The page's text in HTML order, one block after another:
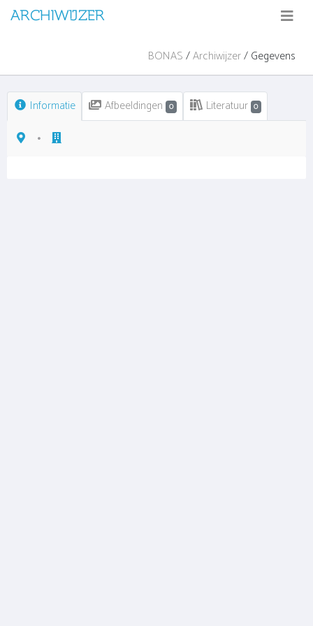
ARCHIWIJZER
BONAS/Archiwijzer/ Gegevens
Informatie Afbeeldingen 0 Literatuur 0